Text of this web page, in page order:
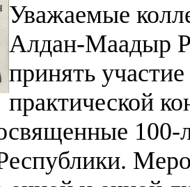
Уважаемые
Алдан-Маадыр
принять
практической
100-